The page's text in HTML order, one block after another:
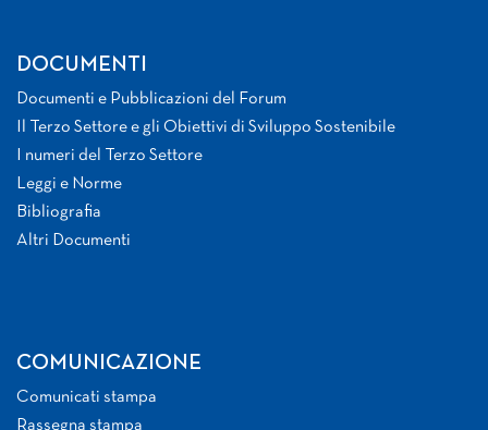
DOCUMENTI
Documenti e Pubblicazioni del Forum
Il Terzo Settore e gli Obiettivi di Sviluppo Sostenibile
I numeri del Terzo Settore
Leggi e Norme
Bibliografia
Altri Documenti
COMUNICAZIONE
Comunicati stampa
Rassegna stampa